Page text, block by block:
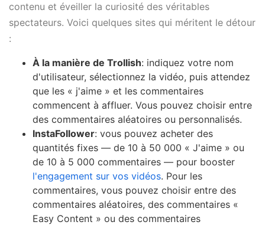
contenu et éveiller la curiosité des véritables
spectateurs. Voici quelques sites qui méritent le détour
:
À la manière de Trollish: indiquez votre nom
d'utilisateur, sélectionnez la vidéo, puis attendez
que les « j'aime » et les commentaires
commencent à affluer. Vous pouvez choisir entre
des commentaires aléatoires ou personnalisés.
InstaFollower: vous pouvez acheter des
quantités fixes — de 10 à 50 000 « J'aime » ou
de 10 à 5 000 commentaires — pour booster
l'engagement sur vos vidéos. Pour les
commentaires, vous pouvez choisir entre des
commentaires aléatoires, des commentaires «
Easy Content » ou des commentaires